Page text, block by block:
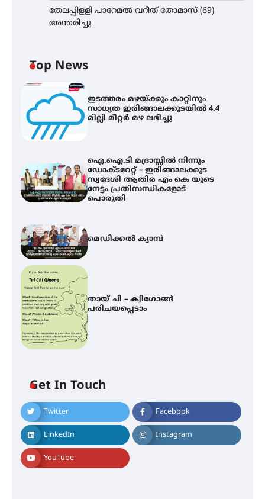
തേലപ്പിളളി പാറേമൽ വറീത് തോമാസ് (69)
അന്തരിച്ചു
Top News
ഇടത്തരം മഴയ്ക്കും കാറ്റിനും
സാധ്യത ഇരിങ്ങാലക്കുടയിൽ 4.4
മില്ലി മീറ്റർ മഴ ലഭിച്ചു
ഐ.ഐ.ടി മദ്രാസ്സിൽ നിന്നും
ഡോക്ടറേറ്റ് – ഇരിങ്ങാലക്കുട
സ്വദേശി ആതിര എം കെ യുടെ
നേട്ടം പ്രതിസന്ധികളോട്
പൊരുതി
മെഡിക്കൽ ക്യാമ്പ്
തായ് ചി – ക്വിഗോങ്ങ്
പരിചയപ്പെടാം
Get In Touch
Twitter Facebook
LinkedIn Instagram
YouTube
ഐ.ഐ.ടി മദ്രാസ്സിൽ നിന്നും
ഡോക്ടറേറ്റ് – ഇരിങ്ങാലക്കുട
സ്വദേശി ആതിര എം കെ യുടെ
നേട്ടം പ്രതിസന്ധികളോട് പൊരുതി